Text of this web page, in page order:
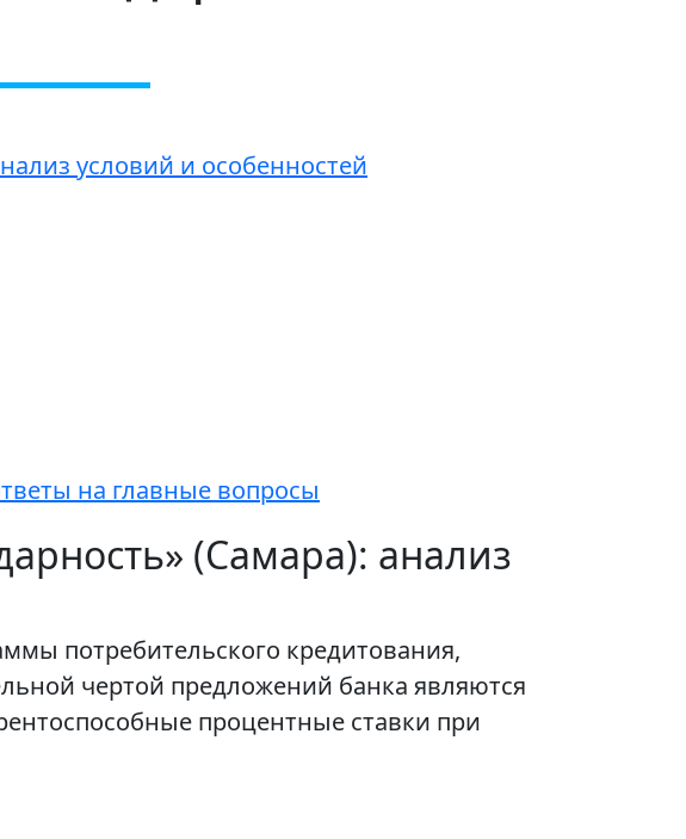
условий и особенностей
на главные вопросы
(Самара): анализ
потребительского кредитования,
чертой предложений банка являются
процентные ставки при